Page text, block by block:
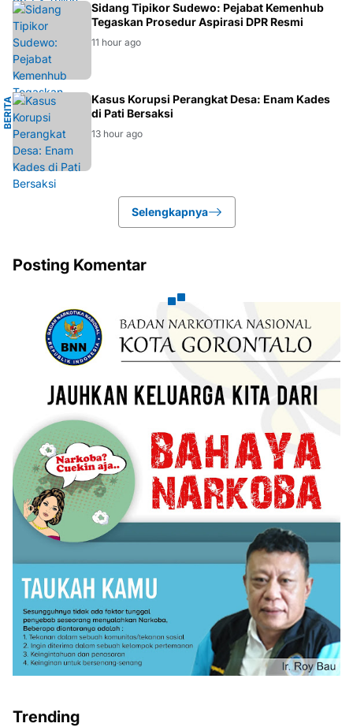
HUKUM
Sidang Tipikor Sudewo: Pejabat Kemenhub
Tegaskan Prosedur Aspirasi DPR Resmi
11 hour ago
B
E
R
I
T
A
H
U
K
UM
Kasus Korupsi Perangkat Desa: Enam Kades
di Pati Bersaksi
13 hour ago
Selengkapnya
Posting Komentar
Trending